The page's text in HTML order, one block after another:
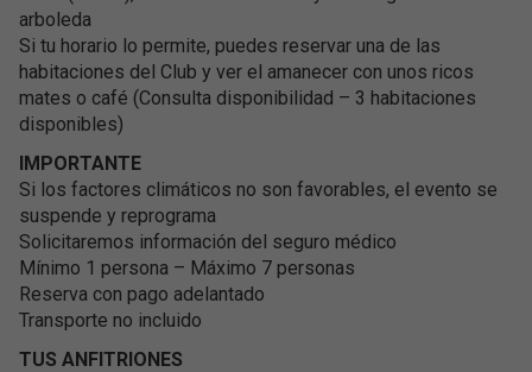
arboleda
Si tu horario lo permite, puedes reservar una de las
habitaciones del Club y ver el amanecer con unos ricos
mates o café (Consulta disponibilidad – 3 habitaciones
disponibles)
IMPORTANTE
Si los factores climáticos no son favorables, el evento se
suspende y reprograma
Solicitaremos información del seguro médico
Mínimo 1 persona – Máximo 7 personas
Reserva con pago adelantado
Transporte no incluido
TUS ANFITRIONES